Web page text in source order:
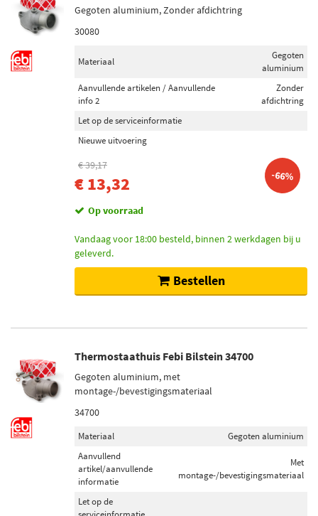
Gegoten aluminium, Zonder afdichtring
30080
Materiaal
Gegoten
aluminium
Aanvullende artikelen / Aanvullende
info 2
Zonder
afdichtring
Let op de serviceinformatie
Nieuwe uitvoering
€ 39,17
€ 13,32 -66%
Op voorraad
Vandaag voor 18:00 besteld, binnen 2 werkdagen bij u
geleverd.
Bestellen
Thermostaathuis Febi Bilstein 34700
Gegoten aluminium, met
montage-/bevestigingsmateriaal
34700
Materiaal
Gegoten aluminium
Aanvullend
artikel/aanvullende
informatie
Met
montage-/bevestigingsmateriaal
Let op de